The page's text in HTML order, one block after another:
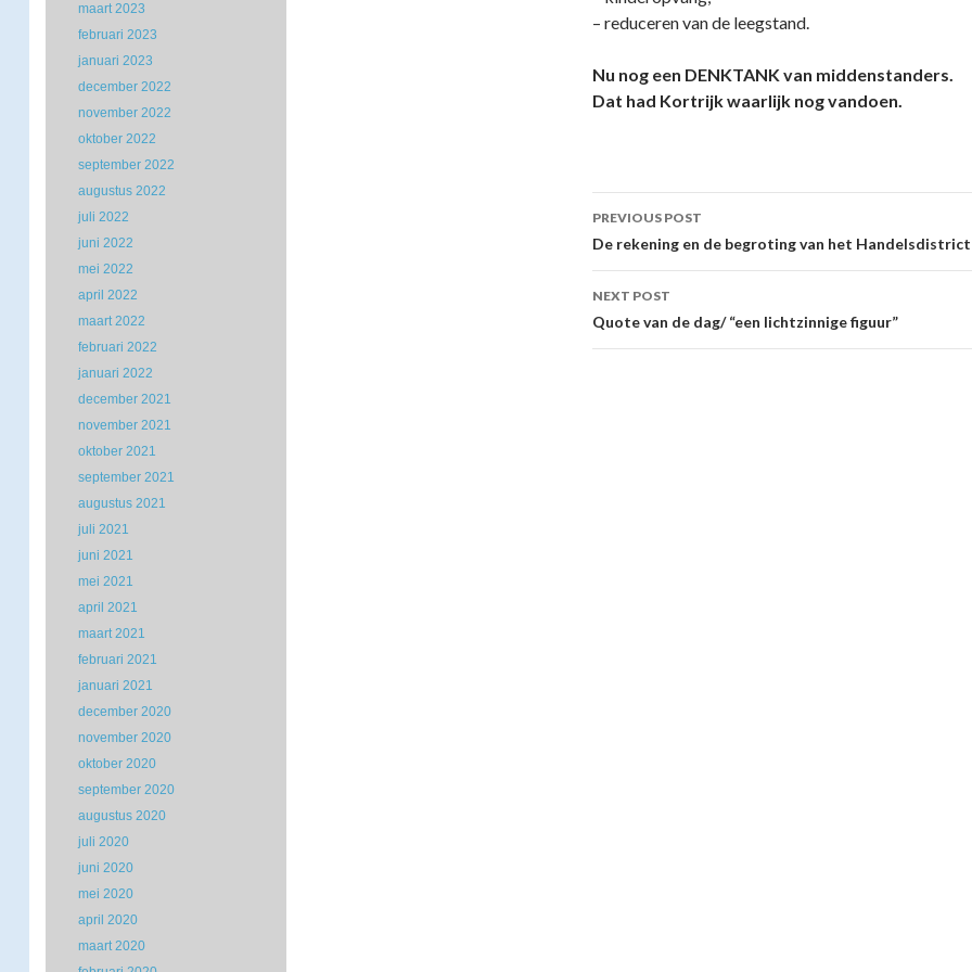
– reduceren van de leegstand.
Nu nog een DENKTANK van middenstanders.
Dat had Kortrijk waarlijk nog vandoen.
Post
navigation
PREVIOUS POST
De rekening en de begroting van het
NEXT POST
Quote van de dag/ “een lichtzinnige figuur”
maart 2023
februari 2023
januari 2023
december 2022
november 2022
oktober 2022
september 2022
augustus 2022
juli 2022
juni 2022
mei 2022
april 2022
maart 2022
februari 2022
januari 2022
december 2021
november 2021
oktober 2021
september 2021
augustus 2021
juli 2021
juni 2021
mei 2021
april 2021
maart 2021
februari 2021
januari 2021
december 2020
november 2020
oktober 2020
september 2020
augustus 2020
juli 2020
juni 2020
mei 2020
april 2020
maart 2020